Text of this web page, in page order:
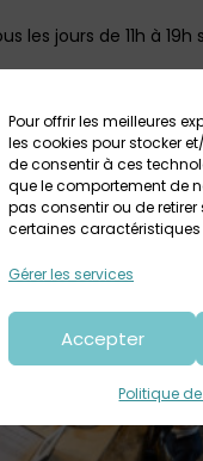
Pour offrir les meilleures
les cookies pour stocker
de consentir à ces
que le comportement de
pas consentir ou de
certaines
Gérer les services
Accepter
Politique
les jours de 11h à
: Du mercredi au
: Tous les jours de